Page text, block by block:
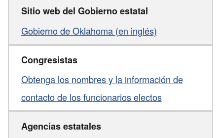
Sitio web del Gobierno estatal
Gobierno de Oklahoma (en inglés)
Congresistas
Obtenga los nombres y la información de
contacto de los funcionarios electos
Agencias estatales